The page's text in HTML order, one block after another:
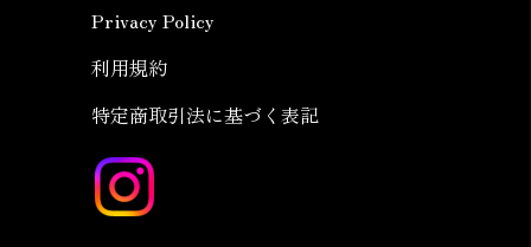
Privacy Policy
利用規約
特定商取引法に基づく表記